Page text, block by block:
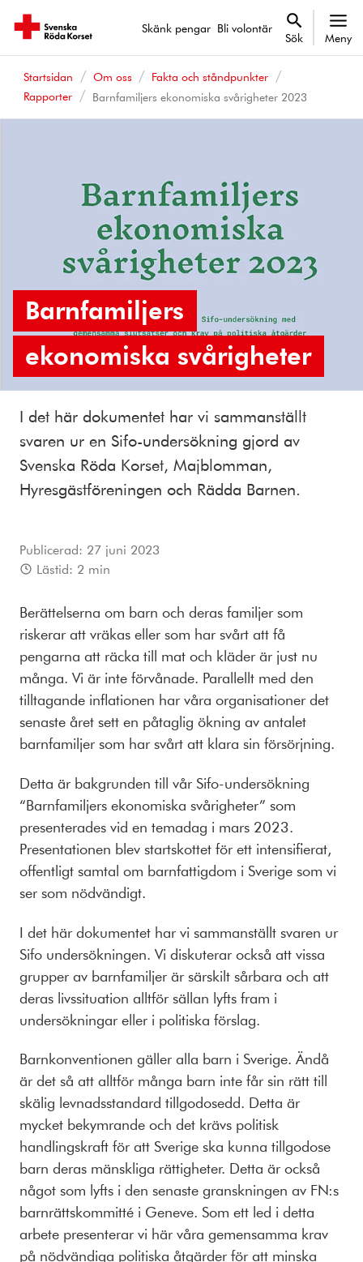
Skänk pengar Bli volontär
Sök Meny
Startsidan Om oss
Fakta och ståndpunkter
Rapporter
Barnfamiljers ekonomiska svårigheter 2023
Barnfamiljers
ekonomiska svårigheter
I det här dokumentet har vi sammanställt
svaren ur en Sifo-undersökning gjord av
Svenska Röda Korset, Majblomman,
Hyresgästföreningen och Rädda Barnen.
Publicerad: 27 juni 2023
Lästid: 2 min
Berättelserna om barn och deras familjer som
riskerar att vräkas eller som har svårt att få
pengarna att räcka till mat och kläder är just nu
många. Vi är inte förvånade. Parallellt med den
tilltagande inflationen har våra organisationer det
senaste året sett en påtaglig ökning av antalet
barnfamiljer som har svårt att klara sin försörjning.
Detta är bakgrunden till vår Sifo-undersökning
“Barnfamiljers ekonomiska svårigheter” som
presenterades vid en temadag i mars 2023.
Presentationen blev startskottet för ett intensifierat,
offentligt samtal om barnfattigdom i Sverige som vi
ser som nödvändigt.
I det här dokumentet har vi sammanställt svaren ur
Sifo undersökningen. Vi diskuterar också att vissa
grupper av barnfamiljer är särskilt sårbara och att
deras livssituation alltför sällan lyfts fram i
undersökningar eller i politiska förslag.
Barnkonventionen gäller alla barn i Sverige. Ändå
är det så att alltför många barn inte får sin rätt till
skälig levnadsstandard tillgodosedd. Detta är
mycket bekymrande och det krävs politisk
handlingskraft för att Sverige ska kunna tillgodose
barn deras mänskliga rättigheter. Detta är också
något som lyfts i den senaste granskningen av FN:s
barnrättskommitté i Geneve. Som ett led i detta
arbete presenterar vi här våra gemensamma krav
på nödvändiga politiska åtgärder för att minska